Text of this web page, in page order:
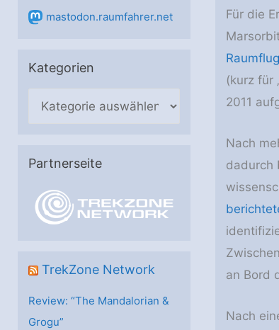
mastodon.raumfahrer.net
Kategorien
e
e
Partnerseite
TrekZone Network
Review: “The Mandalorian &
Grogu”
Für die
(kurz für
2011
Nach
dadurch
an Bord
Nach